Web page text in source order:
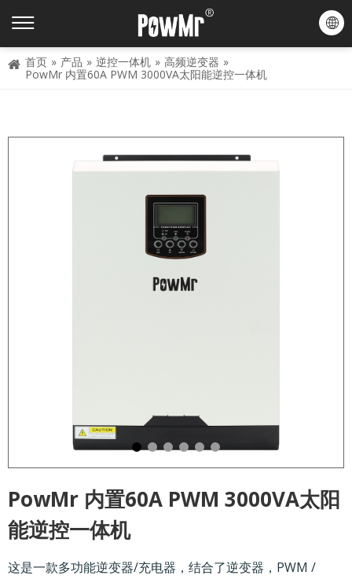
首页 » 产品 » 逆控一体机 » 高频逆变器 »
PowMr 内置60A PWM 3000VA太阳能逆控一体机
PowMr 内置60A PWM 3000VA太阳
能逆控一体机
这是一款多功能逆变器/充电器，结合了逆变器，PWM /